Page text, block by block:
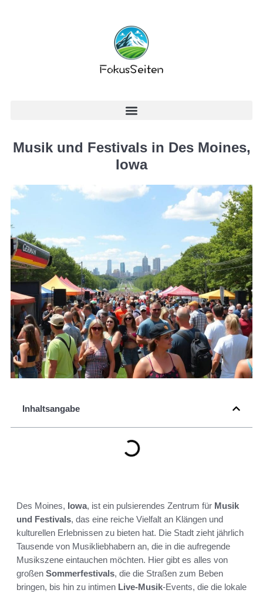
Musik und Festivals in Des Moines,
Iowa
Inhaltsangabe
Des Moines, Iowa, ist ein pulsierendes Zentrum für Musik
und Festivals, das eine reiche Vielfalt an Klängen und
kulturellen Erlebnissen zu bieten hat. Die Stadt zieht jährlich
Tausende von Musikliebhabern an, die in die aufregende
Musikszene eintauchen möchten. Hier gibt es alles von
großen Sommerfestivals, die die Straßen zum Beben
bringen, bis hin zu intimen Live-Musik-Events, die die lokale